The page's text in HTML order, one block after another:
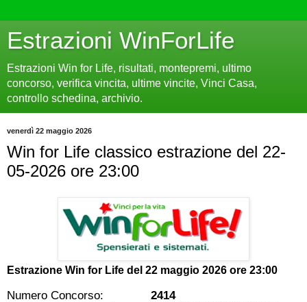
Estrazioni WinForLife
Estrazioni Win for Life, risultati, montepremi, ultimo
concorso, verifica vincita, ultime vincite, Vinci Casa,
controllo schedina, archivio.
venerdì 22 maggio 2026
Win for Life classico estrazione del 22-
05-2026 ore 23:00
Estrazione Win for Life del 22 maggio 2026 ore 23:00
Numero Concorso: 2414